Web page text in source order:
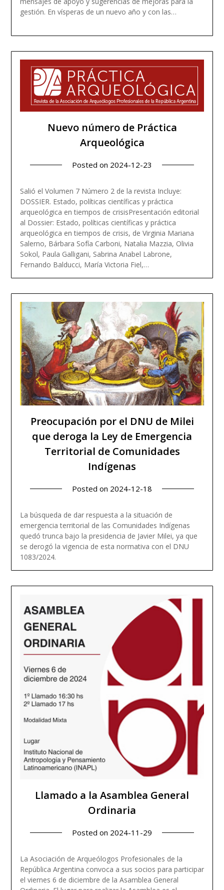
gestión. En vísperas de un nuevo año y con las…
Nuevo número de Práctica
Arqueológica
Posted on 2024-12-23
Salió el Volumen 7 Número 2 de la revista Incluye:
DOSSIER. Estado, políticas científicas y práctica
arqueológica en tiempos de crisisPresentación editorial
al Dossier: Estado, políticas científicas y práctica
arqueológica en tiempos de crisis, de Virginia Mariana
Salerno, Bárbara Sofía Carboni, Natalia Mazzia, Olivia
Sokol, Paula Galligani, Sabrina Anabel Labrone,
Fernando Balducci, María Victoria Fiel,…
Preocupación por el DNU de Milei
que deroga la Ley de Emergencia
Territorial de Comunidades
Indígenas
Posted on 2024-12-18
La búsqueda de dar respuesta a la situación de
emergencia territorial de las Comunidades Indígenas
quedó trunca bajo la presidencia de Javier Milei, ya que
se derogó la vigencia de esta normativa con el DNU
1083/2024.
Llamado a la Asamblea General
Ordinaria
Posted on 2024-11-29
La Asociación de Arqueólogos Profesionales de la
República Argentina convoca a sus socios para participar
el viernes 6 de diciembre de la Asamblea General